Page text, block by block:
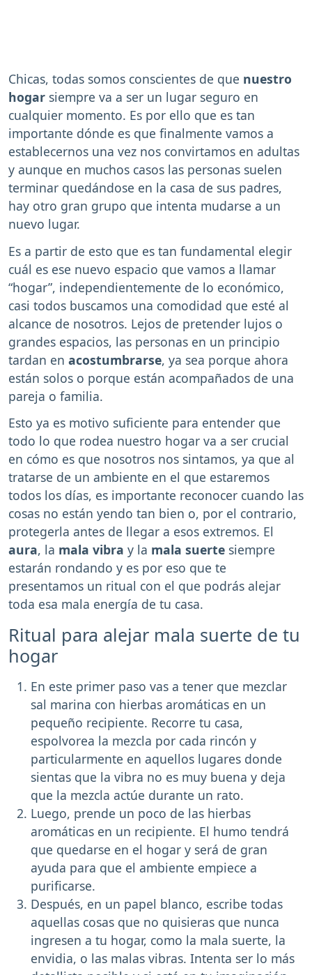
Chicas, todas somos conscientes de que nuestro
hogar siempre va a ser un lugar seguro en
cualquier momento. Es por ello que es tan
importante dónde es que finalmente vamos a
establecernos una vez nos convirtamos en adultas
y aunque en muchos casos las personas suelen
terminar quedándose en la casa de sus padres,
hay otro gran grupo que intenta mudarse a un
nuevo lugar.
Es a partir de esto que es tan fundamental elegir
cuál es ese nuevo espacio que vamos a llamar
“hogar”, independientemente de lo económico,
casi todos buscamos una comodidad que esté al
alcance de nosotros. Lejos de pretender lujos o
grandes espacios, las personas en un principio
tardan en acostumbrarse, ya sea porque ahora
están solos o porque están acompañados de una
pareja o familia.
Esto ya es motivo suficiente para entender que
todo lo que rodea nuestro hogar va a ser crucial
en cómo es que nosotros nos sintamos, ya que al
tratarse de un ambiente en el que estaremos
todos los días, es importante reconocer cuando las
cosas no están yendo tan bien o, por el contrario,
protegerla antes de llegar a esos extremos. El
aura, la mala vibra y la mala suerte siempre
estarán rondando y es por eso que te
presentamos un ritual con el que podrás alejar
toda esa mala energía de tu casa.
Ritual para alejar mala suerte de tu
hogar
En este primer paso vas a tener que mezclar
sal marina con hierbas aromáticas en un
pequeño recipiente. Recorre tu casa,
espolvorea la mezcla por cada rincón y
particularmente en aquellos lugares donde
sientas que la vibra no es muy buena y deja
que la mezcla actúe durante un rato.
Luego, prende un poco de las hierbas
aromáticas en un recipiente. El humo tendrá
que quedarse en el hogar y será de gran
ayuda para que el ambiente empiece a
purificarse.
Después, en un papel blanco, escribe todas
aquellas cosas que no quisieras que nunca
ingresen a tu hogar, como la mala suerte, la
envidia, o las malas vibras. Intenta ser lo más